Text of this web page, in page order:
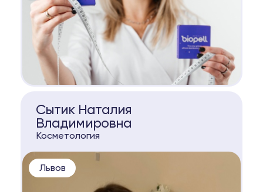
Сытик Наталия
Владимировна
Косметология
Львов